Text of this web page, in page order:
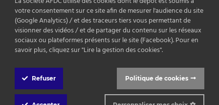
Box
votre consentement sur ce site afin de mesurer l'audience du site
(Google Analytics) / et des traceurs tiers vous permettant de
visionner des vidéos / et de partager du contenu sur les réseaux
sociaux ou plateformes présents sur le site (Facebook). Pour en
savoir plus, cliquez sur "Lire la gestion des cookies".
Politique de cookies
Refuser